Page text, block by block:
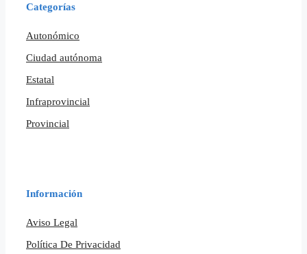
Categorías
Autonómico
Ciudad autónoma
Estatal
Infraprovincial
Provincial
Información
Aviso Legal
Política De Privacidad